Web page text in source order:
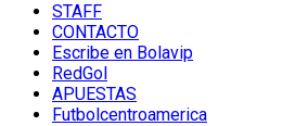
STAFF
CONTACTO
Escribe en Bolavip
RedGol
APUESTAS
Futbolcentroamerica